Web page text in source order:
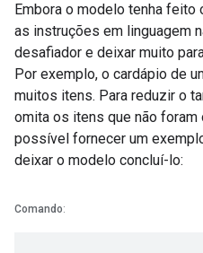
Embora o modelo tenha
as instruções em linguagem
desafiador e deixar muito
Por exemplo, o cardápio de
muitos itens. Para reduzir o
omita os itens que não
possível fornecer um
deixar o modelo concluí-lo:
Comando: